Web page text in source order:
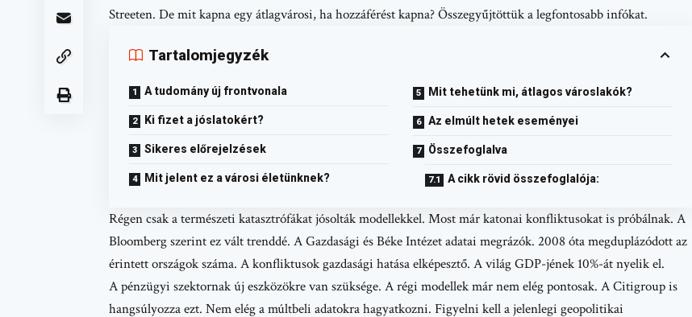
Streeten. De mit kapna egy átlagvárosi, ha hozzáférést kapna? Összegyűjtöttük a legfontosabb infókat.
Tartalomjegyzék
A tudomány új frontvonala
Ki fizet a jóslatokért?
Sikeres előrejelzések
Mit jelent ez a városi életünknek?
Mit tehetünk mi, átlagos városlakók?
Az elmúlt hetek eseményei
Összefoglalva
A cikk rövid összefoglalója:
Régen csak a természeti katasztrófákat jósolták modellekkel. Most már katonai konfliktusokat is próbálnak. A
Bloomberg szerint ez vált trenddé. A Gazdasági és Béke Intézet adatai megrázók. 2008 óta megduplázódott az
érintett országok száma. A konfliktusok gazdasági hatása elképesztő. A világ GDP-jének 10%-át nyelik el.
A pénzügyi szektornak új eszközökre van szüksége. A régi modellek már nem elég pontosak. A Citigroup is
hangsúlyozza ezt. Nem elég a múltbeli adatokra hagyatkozni. Figyelni kell a jelenlegi geopolitikai